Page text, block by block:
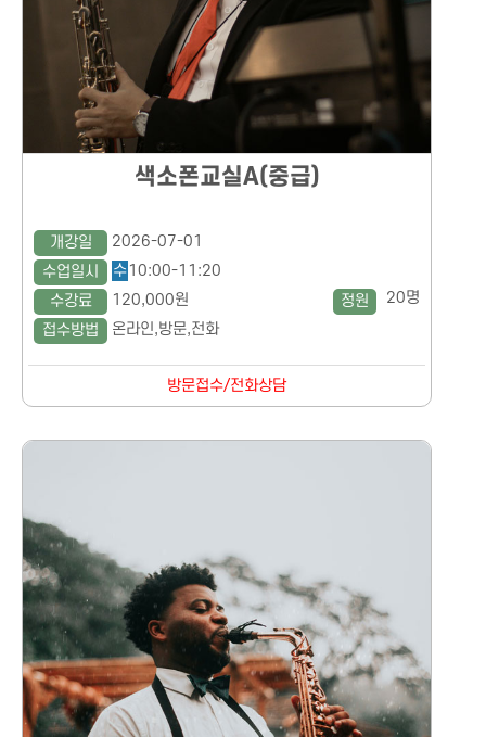
방문접수/전화상담
색소폰교실A(중급)
개강일
2026-07-01
수업일시
수10:00-11:20
수강료
120,000원 정원
20명
접수방법
온라인,방문,전화